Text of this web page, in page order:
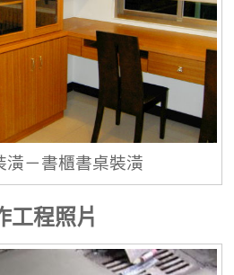
潢－書櫃書桌裝潢
工程照片